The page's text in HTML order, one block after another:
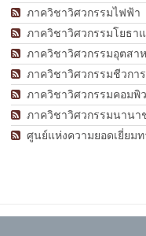
ภาควิชาวิศวกรรมไฟฟ้า
ภาควิชาวิศวกรรมโยธา
ภาควิชาวิศวกรรมอุตสา
ภาควิชาวิศวกรรมชีวกา
ภาควิชาวิศวกรรมคอมพิ
ภาควิชาวิศวกรรมนานา
ศูนย์แห่งความยอดเยี่ยม